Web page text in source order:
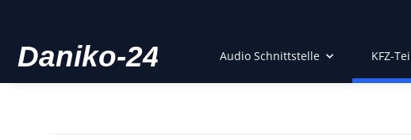
Audio Schnittstelle KFZ-